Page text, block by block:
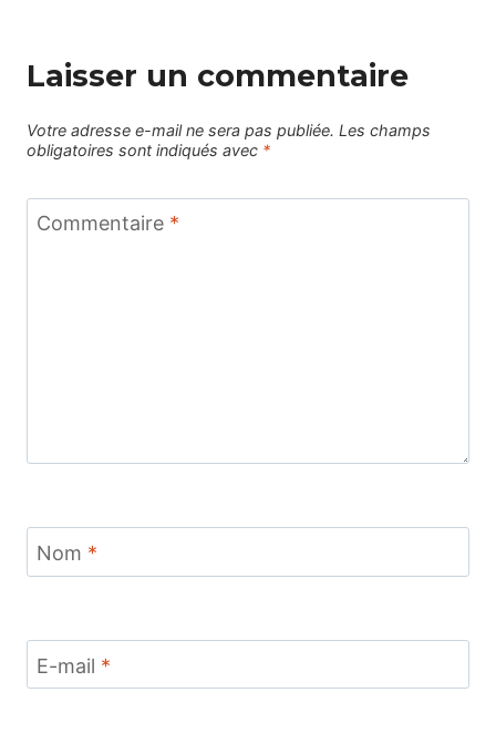
Laisser un commentaire
Votre adresse e-mail ne sera pas publiée. Les champs
obligatoires sont indiqués avec *
Commentaire *
Nom *
E-mail *